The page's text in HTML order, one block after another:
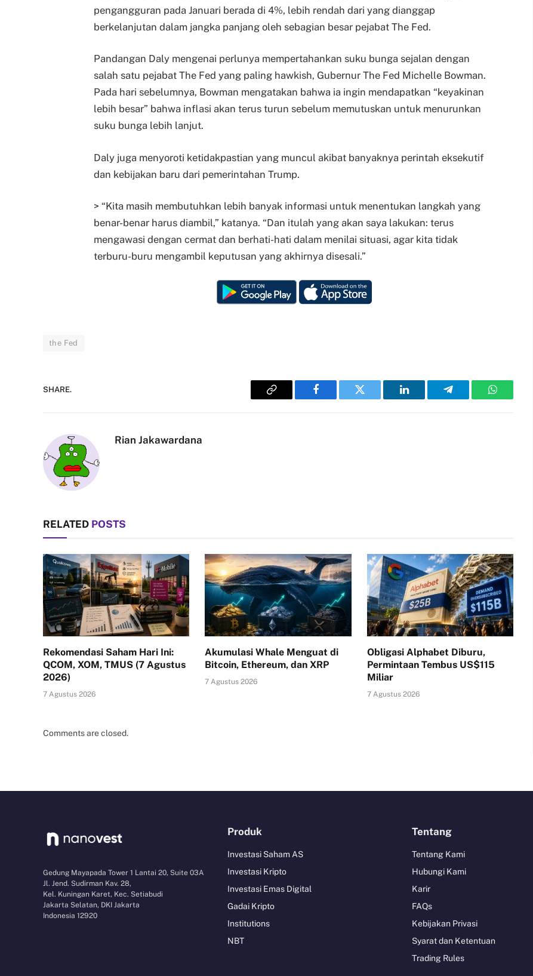
pengangguran pada Januari berada di 4%, lebih rendah dari yang dianggap
berkelanjutan dalam jangka panjang oleh sebagian besar pejabat The Fed.
Pandangan Daly mengenai perlunya mempertahankan suku bunga sejalan dengan
salah satu pejabat The Fed yang paling hawkish, Gubernur The Fed Michelle Bowman.
Pada hari sebelumnya, Bowman mengatakan bahwa ia ingin mendapatkan “keyakinan
lebih besar” bahwa inflasi akan terus turun sebelum memutuskan untuk menurunkan
suku bunga lebih lanjut.
Daly juga menyoroti ketidakpastian yang muncul akibat banyaknya perintah eksekutif
dan kebijakan baru dari pemerintahan Trump.
> “Kita masih membutuhkan lebih banyak informasi untuk menentukan langkah yang
benar-benar harus diambil,” katanya. “Dan itulah yang akan saya lakukan: terus
mengawasi dengan cermat dan berhati-hati dalam menilai situasi, agar kita tidak
terburu-buru mengambil keputusan yang akhirnya disesali.”
the Fed
SHARE.
Copy
Facebook Twitter LinkedIn Telegram WhatsApp
Rian Jakawardana
RELATED POSTS
Rekomendasi Saham Hari Ini:
QCOM, XOM, TMUS (7 Agustus
2026)
7 Agustus 2026
Akumulasi Whale Menguat di
Bitcoin, Ethereum, dan XRP
7 Agustus 2026
Obligasi Alphabet Diburu,
Permintaan Tembus US$115
Miliar
7 Agustus 2026
Comments are closed.
Gedung Mayapada Tower 1 Lantai 20, Suite 03A
Jl. Jend. Sudirman Kav. 28,
Kel. Kuningan Karet, Kec. Setiabudi
Jakarta Selatan, DKI Jakarta
Indonesia 12920
Produk
Investasi Saham AS
Investasi Kripto
Investasi Emas Digital
Gadai Kripto
Institutions
NBT
Tentang
Tentang Kami
Hubungi Kami
Karir
FAQs
Kebijakan Privasi
Syarat dan Ketentuan
Trading Rules